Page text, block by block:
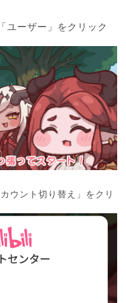
ユーザー」をクリック
ウント切り替え」をクリ